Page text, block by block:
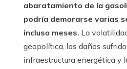
abaratamiento de la
podría demorarse varias
incluso meses. La
geopolítica, los daños
infraestructura energética y